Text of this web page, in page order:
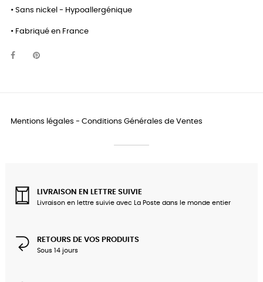
• Sans nickel - Hypoallergénique
• Fabriqué en France
Mentions légales - Conditions Générales de Ventes
LIVRAISON EN LETTRE SUIVIE
Livraison en lettre suivie avec La Poste dans le monde entier
RETOURS DE VOS PRODUITS
Sous 14 jours